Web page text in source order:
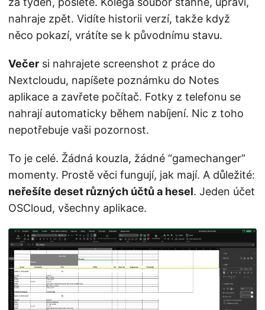
nahraje zpět. Vidíte historii verzí, takže když
něco pokazí, vrátíte se k původnímu stavu.
Večer si nahrajete screenshot z práce do
Nextcloudu, napíšete poznámku do Notes
aplikace a zavřete počítač. Fotky z telefonu se
nahrají automaticky během nabíjení. Nic z toho
nepotřebuje vaši pozornost.
To je celé. Žádná kouzla, žádné “gamechanger”
momenty. Prostě věci fungují, jak mají. A důležité:
neřešíte deset různých účtů a hesel. Jeden účet
OSCloud, všechny aplikace.